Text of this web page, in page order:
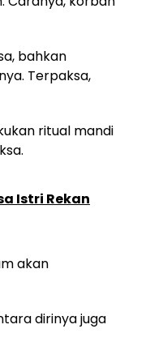
bahkan
Terpaksa,
ritual mandi
Istri Rekan
akan
dirinya juga